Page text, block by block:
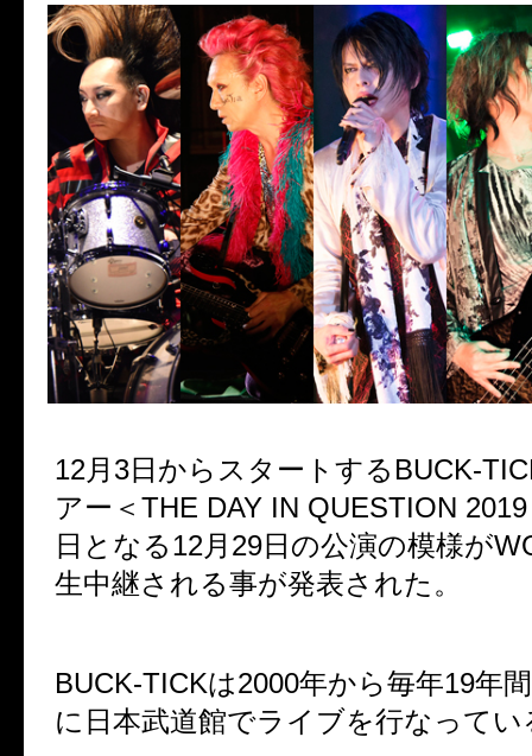
12月3日からスタートするBUCK-
アー＜THE DAY IN QUESTION
日となる12月29日の公演の模様が
生中継される事が発表された。
BUCK-TICKは2000年から毎年19年
に日本武道館でライブを行なってい